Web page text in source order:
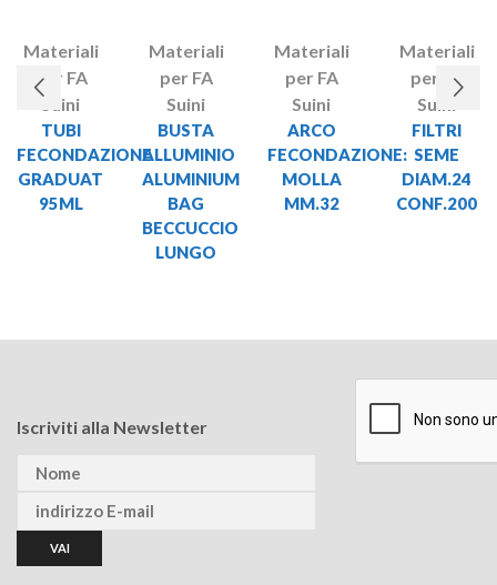
Materiali
per FA
Suini
TUBI
FECONDAZIONE
GRADUAT
95ML
Materiali
per FA
Suini
BUSTA
ALLUMINIO
ALUMINIUM
BAG
BECCUCCIO
LUNGO
Materiali
per FA
Suini
ARCO
FECONDAZIONE:
MOLLA
MM.32
Materiali
per FA
Suini
FILTRI
SEME
DIAM.24
CONF.200
Iscriviti alla Newsletter